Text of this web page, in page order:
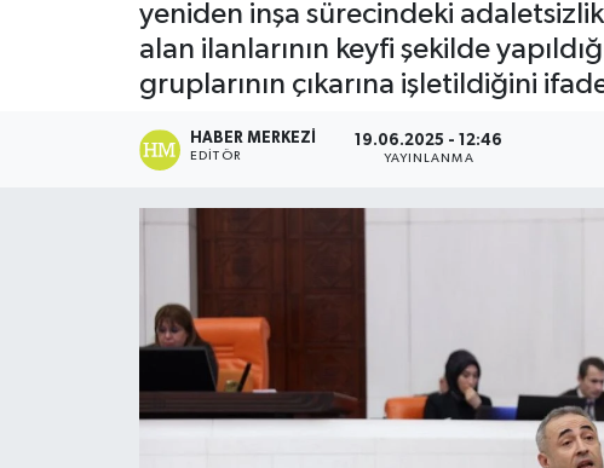
yeniden inşa sürecindeki
alan ilanlarının keyfi şekilde
gruplarının çıkarına işletildiğini
HABER MERKEZI
EDITÖR
19.06.2025 - 12:46
YAYINLANMA
KÜLTÜR&SANAT
ONİKİŞUBAT
SAĞLIK
SİVİL TOPLUM
SOSYAL YAŞAM